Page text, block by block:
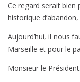
Ce regard serait bien
historique
Aujourd’hui, il nous
Marseille et pour le
Monsieur le Président.